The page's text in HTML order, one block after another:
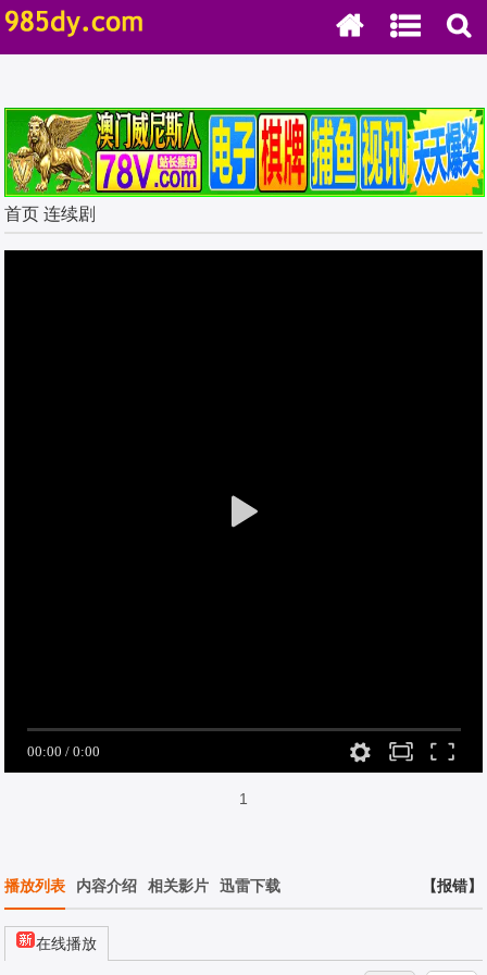
首页 连续剧
1
【报错】
播放列表 内容介绍 相关影片 迅雷下载
在线播放